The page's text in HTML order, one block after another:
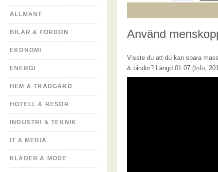
ALLMÄNT
BILAR & FORDON
EKONOMI
ENERGI
HEM & TRÄDGÅRD
HOTELL & RESOR
INDUSTRI & TEKNIK
IT & MEDIA
KLÄDER & MODE
Använd
Visste du att du kan spara
& bindor? Längd 01:07 (Info,